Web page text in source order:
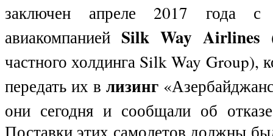
заключен апреле 2017 года с
авиакомпанией Silk Way Airlines
частного холдинга Silk Way Group),
передать их в лизинг
они сегодня и сообщали об
Поставки этих самолетов должны